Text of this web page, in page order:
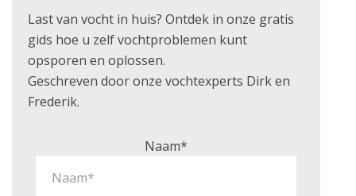
Last van vocht in huis? Ontdek in onze gratis
gids hoe u zelf vochtproblemen kunt
opsporen en oplossen.
Geschreven door onze vochtexperts Dirk en
Frederik.
Naam*